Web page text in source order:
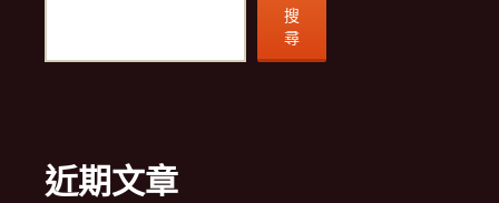
搜
尋
近期文章